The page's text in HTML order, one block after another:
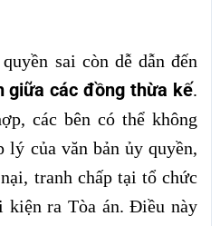
sai còn dễ dẫn đến
giữa các đồng thừa kế.
các bên có thể không
lý của văn bản ủy quyền,
tranh chấp tại tổ chức
kiện ra Tòa án. Điều này